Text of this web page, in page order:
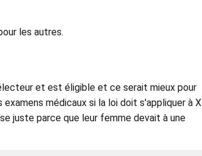
les autres.
et est éligible et ce serait mieux pour
médicaux si la loi doit s'appliquer à X
juste parce que leur femme devait à une